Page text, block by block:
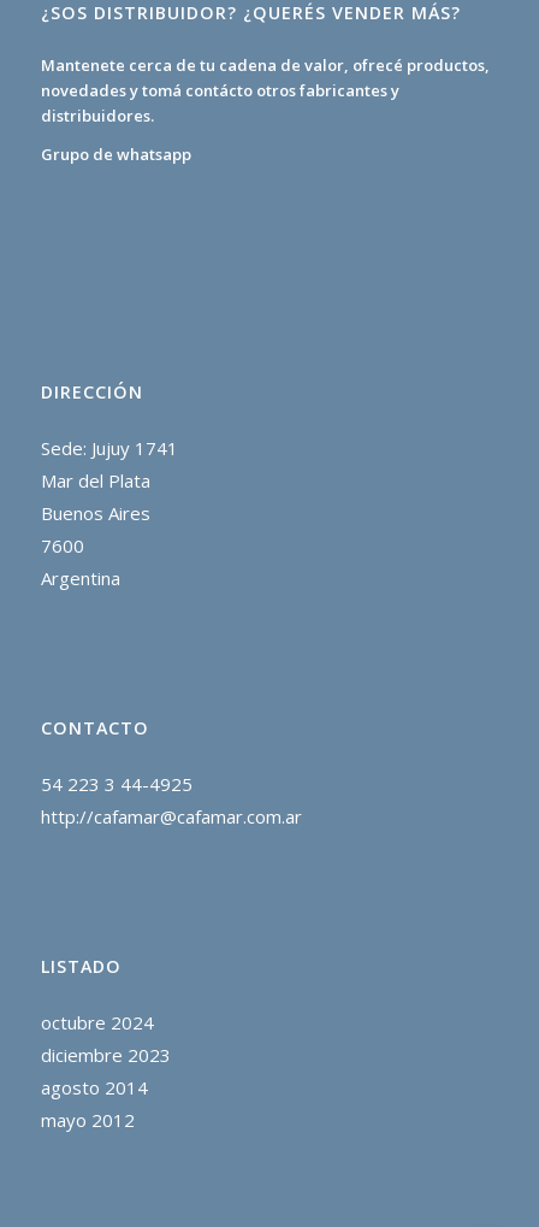
¿SOS DISTRIBUIDOR? ¿QUERÉS VENDER MÁS?
Mantenete cerca de tu cadena de valor, ofrecé productos,
novedades y tomá contácto otros fabricantes y
distribuidores.
Grupo de whatsapp
DIRECCIÓN
Sede: Jujuy 1741
Mar del Plata
Buenos Aires
7600
Argentina
CONTACTO
54 223 3 44-4925
http://cafamar@cafamar.com.ar
LISTADO
octubre 2024
diciembre 2023
agosto 2014
mayo 2012